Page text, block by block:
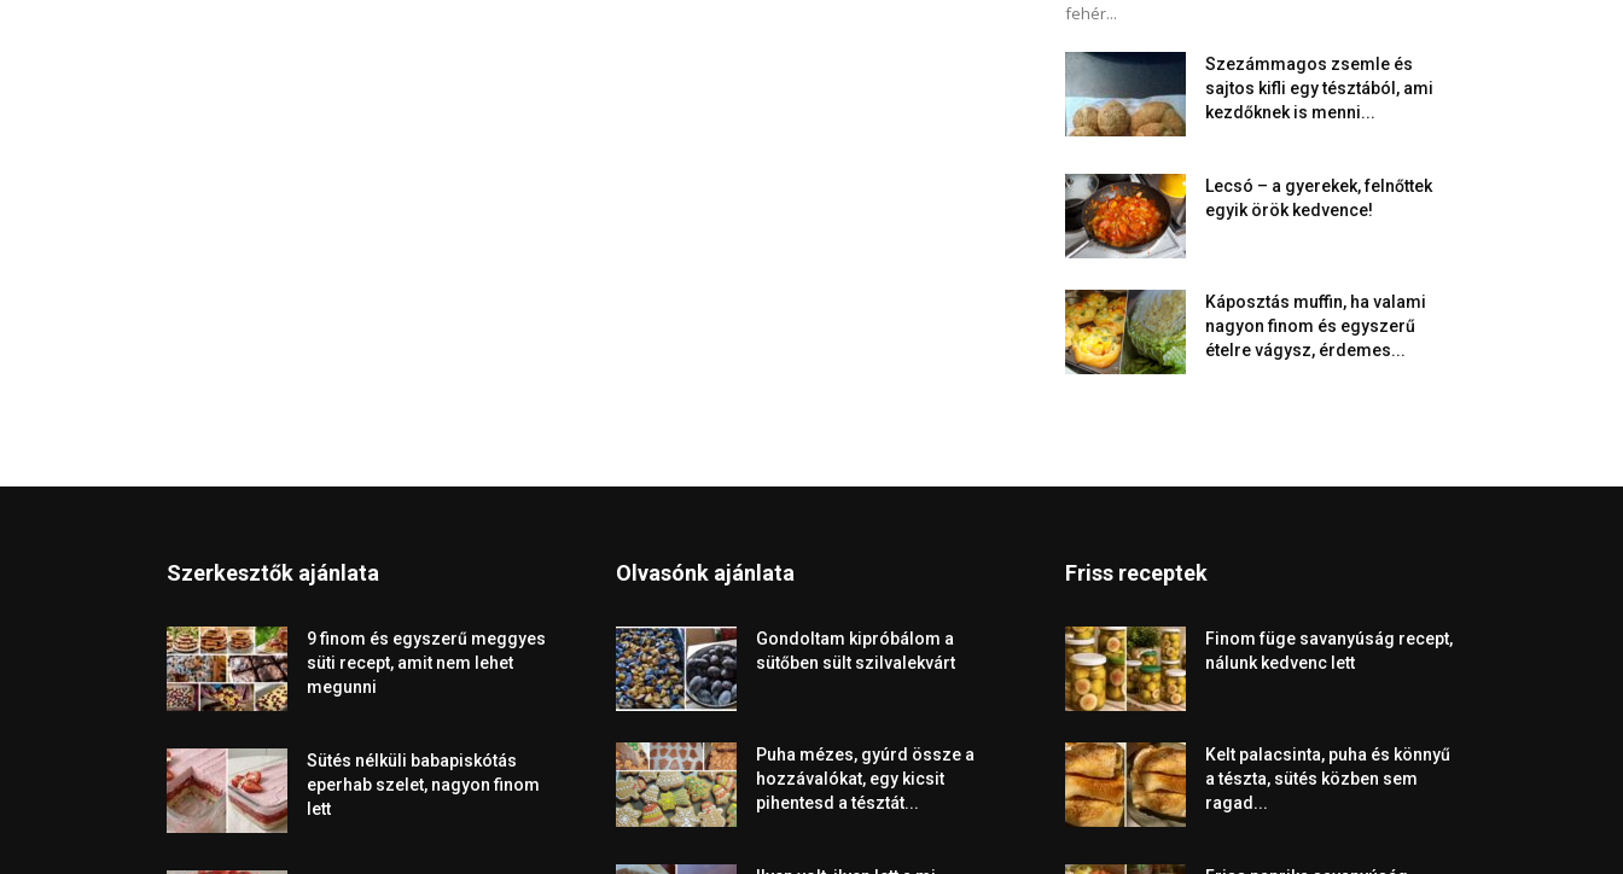
fehér...
Szezámmagos zsemle és
sajtos kifli egy tésztából, ami
kezdőknek is menni...
Lecsó – a gyerekek, felnőttek
egyik örök kedvence!
Káposztás muffin, ha valami
nagyon finom és egyszerű
ételre vágysz, érdemes...
Szerkesztők ajánlata
9 finom és egyszerű meggyes
süti recept, amit nem lehet
megunni
Sütés nélküli babapiskótás
eperhab szelet, nagyon finom
lett
Olvasónk ajánlata
Gondoltam kipróbálom a
sütőben sült szilvalekvárt
Puha mézes, gyúrd össze a
hozzávalókat, egy kicsit
pihentesd a tésztát...
Friss receptek
Finom füge savanyúság recept,
nálunk kedvenc lett
Kelt palacsinta, puha és könnyű
a tészta, sütés közben sem
ragad...